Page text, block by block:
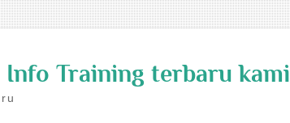
Training terbaru kami